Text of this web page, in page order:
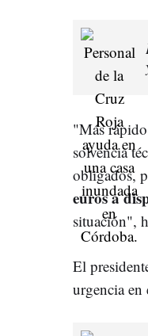
"Más
solvencia
obligados,
euros a
situación",
El
urgencia en